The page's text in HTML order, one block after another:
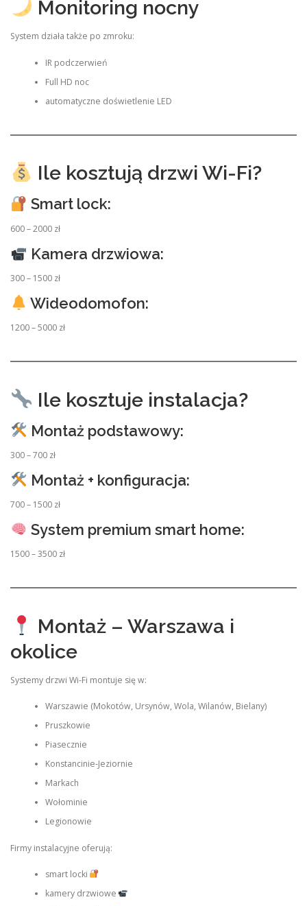
Monitoring nocny
System działa także po zmroku:
IR podczerwień
Full HD noc
automatyczne doświetlenie LED
Ile kosztują drzwi Wi-Fi?
Smart lock:
600 – 2000 zł
Kamera drzwiowa:
300 – 1500 zł
Wideodomofon:
1200 – 5000 zł
Ile kosztuje instalacja?
Montaż podstawowy:
300 – 700 zł
Montaż + konfiguracja:
700 – 1500 zł
System premium smart home:
1500 – 3500 zł
Montaż – Warszawa i
okolice
Systemy drzwi Wi-Fi montuje się w:
Warszawie (Mokotów, Ursynów, Wola, Wilanów, Bielany)
Pruszkowie
Piasecznie
Konstancinie-Jeziornie
Markach
Wołominie
Legionowie
Firmy instalacyjne oferują:
smart locki
kamery drzwiowe